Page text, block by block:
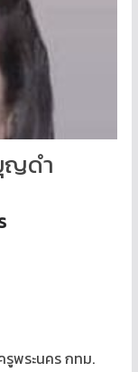
ญดำ
รูพระนคร กทม.